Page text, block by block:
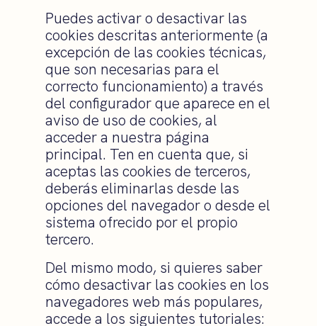
Puedes activar o desactivar las
cookies descritas anteriormente (a
excepción de las cookies técnicas,
que son necesarias para el
correcto funcionamiento) a través
del configurador que aparece en el
aviso de uso de cookies, al
acceder a nuestra página
principal. Ten en cuenta que, si
aceptas las cookies de terceros,
deberás eliminarlas desde las
opciones del navegador o desde el
sistema ofrecido por el propio
tercero.
Del mismo modo, si quieres saber
cómo desactivar las cookies en los
navegadores web más populares,
accede a los siguientes tutoriales: